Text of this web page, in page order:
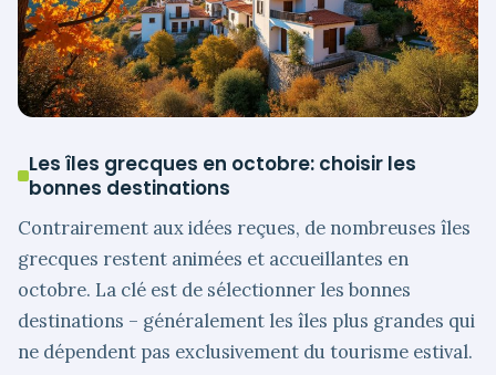
Les îles grecques en octobre: choisir les
bonnes destinations
Contrairement aux idées reçues, de nombreuses îles
grecques restent animées et accueillantes en
octobre. La clé est de sélectionner les bonnes
destinations – généralement les îles plus grandes qui
ne dépendent pas exclusivement du tourisme estival.